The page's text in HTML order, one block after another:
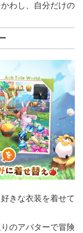
わし、自分だけの
きな衣装を着せて
のアバターで冒険